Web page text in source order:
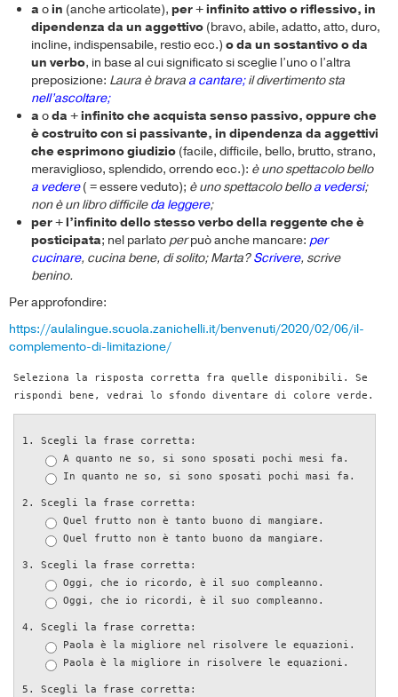
a oin (anche articolate), per + infinito attivo o riflessivo, in
dipendenza da un aggettivo (bravo, abile, adatto, atto, duro,
incline, indispensabile, restio ecc.) o da un sostantivo o da
un verbo, in base al cui significato si sceglie l’uno o l’altra
preposizione: Laura è brava a cantare;il divertimento sta
nell’ascoltare;
a oda + infinito che acquista senso passivo, oppure che
è costruito con si passivante, in dipendenza da aggettivi
che esprimono giudizio (facile, difficile, bello, brutto, strano,
meraviglioso, splendido, orrendo ecc.): è uno spettacolo bello
a vedere( = essere veduto); è uno spettacolo belloa vedersi;
non è un libro difficileda leggere;
per + l’infinito dello stesso verbo della reggente che è
posticipata; nel parlatoperpuò anche mancare: per
cucinare, cucina bene, di solito; Marta?Scrivere, scrive
benino.
Per approfondire:
https://aulalingue.scuola.zanichelli.it/benvenuti/2020/02/06/il-
complemento-di-limitazione/
Seleziona la risposta corretta fra quelle disponibili. Se
rispondi bene, vedrai lo sfondo diventare di colore verde.
Scegli la frase corretta:
A quanto ne so, si sono sposati pochi mesi fa.
In quanto ne so, si sono sposati pochi masi fa.
Scegli la frase corretta:
Quel frutto non è tanto buono di mangiare.
Quel frutto non è tanto buono da mangiare.
Scegli la frase corretta:
Oggi, che io ricordo, è il suo compleanno.
Oggi, che io ricordi, è il suo compleanno.
Scegli la frase corretta:
Paola è la migliore nel risolvere le equazioni.
Paola è la migliore in risolvere le equazioni.
Scegli la frase corretta: